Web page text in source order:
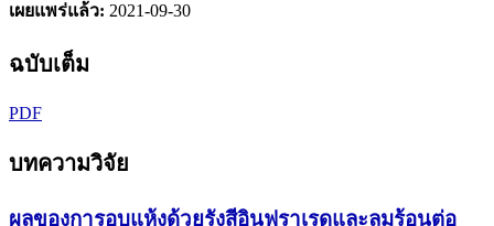
เผยแพร่แล้ว: 2021-09-30
ฉบับเต็ม
PDF
บทความวิจัย
ผลของการอบแห้งด้วยรังสีอินฟราเรดและลมร้อนต่อ